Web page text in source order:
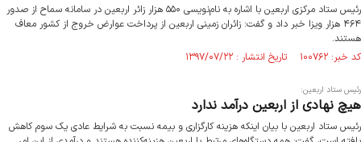
رئیس ستاد مرکزی اربعین با اشاره به نام‌نویسی ۵۵۰ هزار زائر اربعین در سامانه سماح از صدور
۴۶۴ هزار ویزا خبر داد و‌ گفت: زائران زمینی اربعین از پرداخت عوارض خروج از کشور معاف
هستند.
کد خبر: ۱۰۰۷۶۲ تاریخ انتشار : ۱۳۹۷/۰۷/۲۲
رئیس ستاد اربعین:
هیچ نهادی از اربعین درآمد ندارد
رئیس ستاد اربعین با بیان اینکه هزینه کارگزاری و بیمه نسبت به شرایط عادی یک سوم کاهش